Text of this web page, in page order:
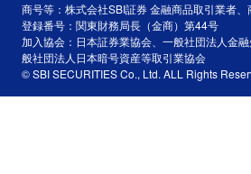
商号等：株式会社SBI証券 金融商品取引業者
登録番号：関東財務局長（金商）第44号
加入協会：日本証券業協会、一般社団法人金
般社団法人日本暗号資産等取引業協会
© SBI SECURITIES Co., Ltd. ALL Rights